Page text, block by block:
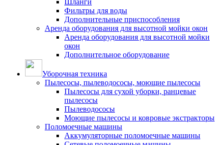
Шланги
Фильтры для воды
Дополнительные приспособления
Аренда оборудования для высотной мойки окон
Аренда оборудования для высотной мойки
окон
Дополнительное оборудование
Уборочная техника
Пылесосы, пылеводососы, моющие пылесосы
Пылесосы для сухой уборки, ранцевые
пылесосы
Пылеводососы
Моющие пылесосы и ковровые экстракторы
Поломоечные машины
Аккумуляторные поломоечные машины